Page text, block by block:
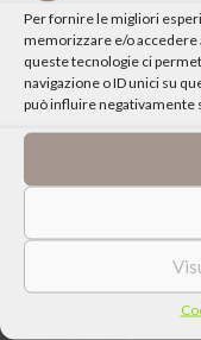
Per fornire le migliori
memorizzare e/o accedere
queste tecnologie ci
navigazione o ID unici su
può influire negativamente
sé
MAR.
Fani